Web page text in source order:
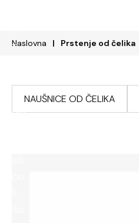
Naslovna Prstenje od čelika
NAUŠNICE OD ČELIKA